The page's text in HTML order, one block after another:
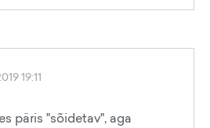
19:11
päris "sõidetav", aga